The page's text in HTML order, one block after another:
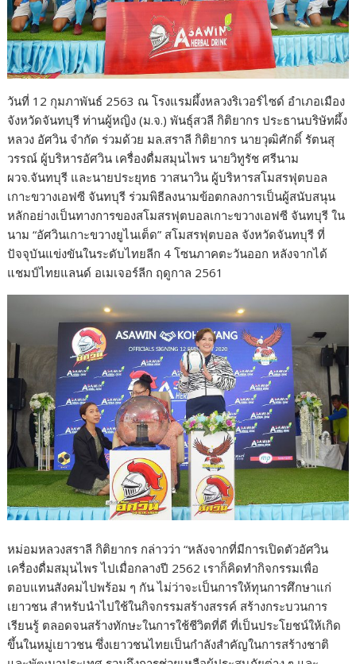
วันที่ 12 กุมภาพันธ์ 2563 ณ โรงแรมผึ้งหลวงริเวอร์ไซด์ อำเภอเมือง
จังหวัดจันทบุรี ท่านผู้หญิง (ม.จ.) พันธุ์สวลี กิติยากร ประธานบริษัทผึ้ง
หลวง อัศวิน จำกัด ร่วมด้วย มล.สราลี กิติยากร นายวุฒิศักดิ์ รัตนสุ
วรรณ์ ผู้บริหารอัศวิน เครื่องดื่มสมุนไพร นายวิทูรัช ศรีนาม
ผวจ.จันทบุรี และนายประยุทธ วาสนาวิน ผู้บริหารสโมสรฟุตบอล
เกาะขวางเอฟซี จันทบุรี ร่วมพิธีลงนามข้อตกลงการเป็นผู้สนับสนุน
หลักอย่างเป็นทางการของสโมสรฟุตบอลเกาะขวางเอฟซี จันทบุรี ใน
นาม “อัศวินเกาะขวางยูไนเต็ด” สโมสรฟุตบอล จังหวัดจันทบุรี ที่
ปัจจุบันแข่งขันในระดับไทยลีก 4 โซนภาคตะวันออก​ หลังจากได้
แชมป์ไทยแลนด์ อเมเจอร์ลีก ฤดูกาล 2561
หม่อมหลวงสราลี กิติยากร กล่าวว่า “หลังจากที่มีการเปิดตัวอัศวิน
เครื่องดื่มสมุนไพร ไปเมื่อกลางปี 2562 เราก็คิดทำกิจกรรมเพื่อ
ตอบแทนสังคมไปพร้อม ๆ กัน ไม่ว่าจะเป็นการให้ทุนการศึกษาแก่
เยาวชน สำหรับนำไปใช้ในกิจกรรมสร้างสรรค์ สร้างกระบวนการ
เรียนรู้ ตลอดจนสร้างทักษะในการใช้ชีวิตที่ดี ที่เป็นประโยชน์ให้เกิด
ขึ้นในหมู่เยาวชน ซึ่งเยาวชนไทยเป็นกำลังสำคัญในการสร้างชาติ